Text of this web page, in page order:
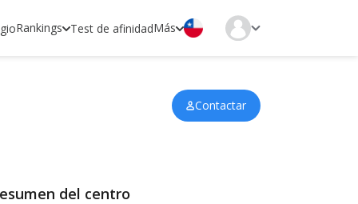
Rankings Test de afinidadMás
Contactar
del centro